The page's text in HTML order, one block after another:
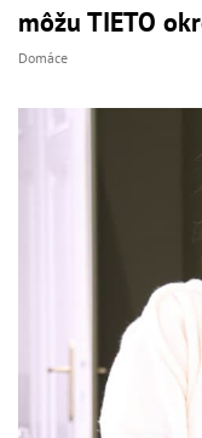
môžu TIETO
Domáce